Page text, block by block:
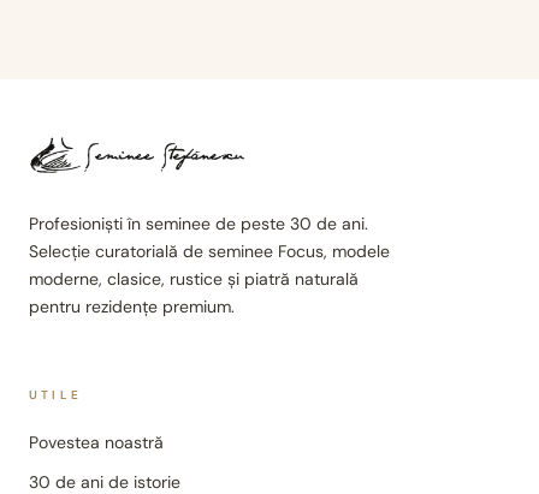
Profesioniști în seminee de peste 30 de ani.
Selecție curatorială de seminee Focus, modele
moderne, clasice, rustice și piatră naturală
pentru rezidențe premium.
UTILE
Povestea noastră
30 de ani de istorie